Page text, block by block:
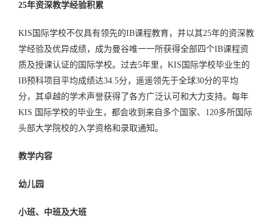
25年资深教学经验积累
KIS国际学校不仅具有领先的IB课程教育，并以其25年的资深教
学经验及优异成绩，成为曼谷唯一一所获得全部四个IB课程资
质及授课认证的国际学校。过去5年里，KIS国际学校毕业生的
IB预科项目平均成绩达34.5分，遥遥领先于全球30分的平均
分，其卓越的学术声誉获得了各方广泛认可和大力支持。每年
KIS 国际学校的毕业生，都会收到来自多个国家、120多所国际
头部大学院校的入学资格和录取通知。
教学内容
幼儿园
小班、中班及大班